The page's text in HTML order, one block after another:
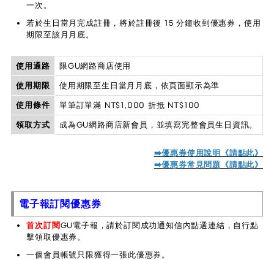
一次。
若於生日當月完成註冊，將於註冊後 15 分鐘收到優惠券，使用
期限至該月月底。
使用通路
限GU網路商店使用
使用期限
使用期限至生日當月月底，依頁面顯示為準
使用條件
單筆訂單滿 NT$1,000 折抵 NT$100
領取方式
成為GU網路商店新會員，並填寫完整會員生日資訊。
➡️優惠券使用說明《請點此》
➡️優惠券常見問題《請點此》
電子報訂閱優惠券
首次訂閱GU電子報，請於訂閱成功通知信內點選連結，自行點
擊領取優惠券。
一個會員帳號只限獲得一張此優惠券。